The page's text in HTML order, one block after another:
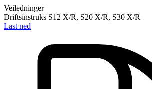
Veiledninger
Driftsinstruks S12 X/R, S20 X/R, S30 X/R
Last ned